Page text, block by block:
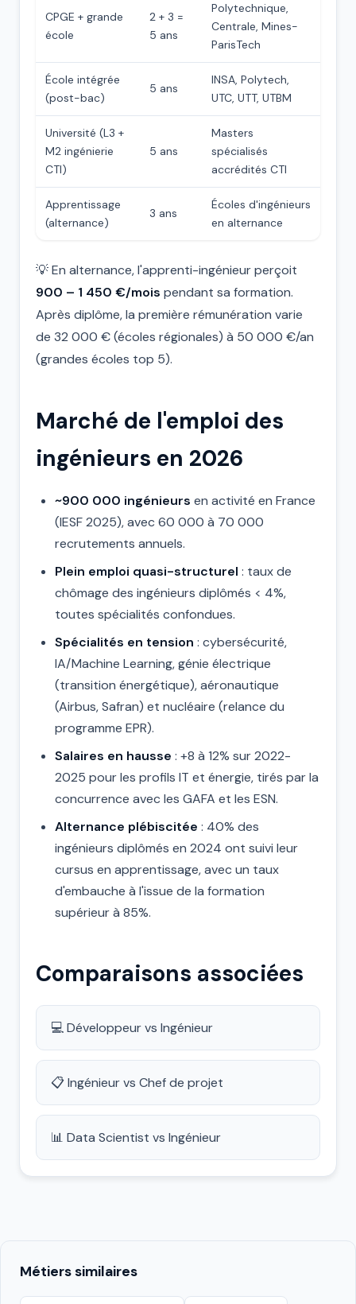
CPGE + grande
école
2 + 3 =
5 ans
Polytechnique,
Centrale, Mines-
ParisTech
École intégrée
(post-bac)
5 ans
INSA, Polytech,
UTC, UTT, UTBM
Université (L3 +
M2 ingénierie
CTI)
5 ans
Masters
spécialisés
accrédités CTI
Apprentissage
(alternance)
3 ans
Écoles d'ingénieurs
en alternance
💡 En alternance, l'apprenti-ingénieur perçoit
900 – 1 450 €/mois pendant sa formation.
Après diplôme, la première rémunération varie
de 32 000 € (écoles régionales) à 50 000 €/an
(grandes écoles top 5).
Marché de l'emploi des
ingénieurs en 2026
~900 000 ingénieurs en activité en France
(IESF 2025), avec 60 000 à 70 000
recrutements annuels.
Plein emploi quasi-structurel : taux de
chômage des ingénieurs diplômés < 4%,
toutes spécialités confondues.
Spécialités en tension : cybersécurité,
IA/Machine Learning, génie électrique
(transition énergétique), aéronautique
(Airbus, Safran) et nucléaire (relance du
programme EPR).
Salaires en hausse : +8 à 12% sur 2022-
2025 pour les profils IT et énergie, tirés par la
concurrence avec les GAFA et les ESN.
Alternance plébiscitée : 40% des
ingénieurs diplômés en 2024 ont suivi leur
cursus en apprentissage, avec un taux
d'embauche à l'issue de la formation
supérieur à 85%.
Comparaisons associées
💻 Développeur vs Ingénieur
📋 Ingénieur vs Chef de projet
📊 Data Scientist vs Ingénieur
Métiers similaires